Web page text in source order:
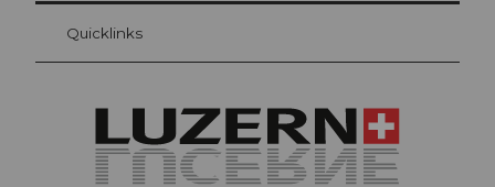
Quicklinks